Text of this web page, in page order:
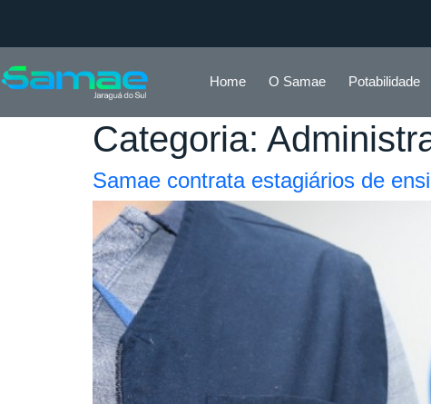
Home O Samae Potabilidade
Categoria:
Samae contrata estagiários de